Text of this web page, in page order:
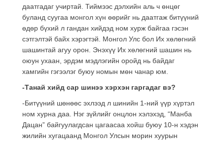
даатгадаг учиртай. Тиймээс дэлхийн аль ч өнцөг
буланд суугаа монгол хүн өөрийг нь даатгаж битүүний
өдөр бүхий л гандан хийдэд ном хурж байгаа гэсэн
сэтгэлтэй байх хэрэгтэй. Монгол Улс бол Их хөлөгний
шашинтай агуу орон. Энэхүү Их хөлөгний шашин нь
оюун ухаан, эрдэм мэдлэгийн оройд нь байдаг
хамгийн гэгээлэг буюу номын мөн чанар юм.
-Танай хийд сар шинээ хэрхэн гаргадаг вэ?
-Битүүний шөнөөс эхлээд л шинийн 1-ний үүр хүртэл
ном хурна даа. Нэг зүйлийг онцлон хэлэхэд, “Манба
Дацан” байгуулагдсан цагаасаа хойш буюу 10-н хэдэн
жилийн хугацаанд Монгол Улсын морин хуурын